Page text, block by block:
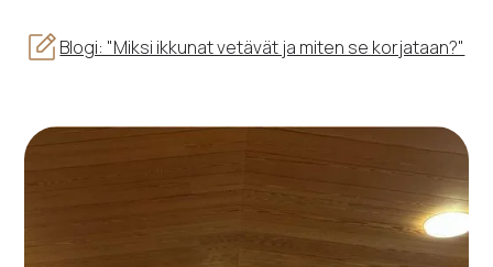
Blogi: "Miksi ikkunat vetävät ja miten se korjataan?"